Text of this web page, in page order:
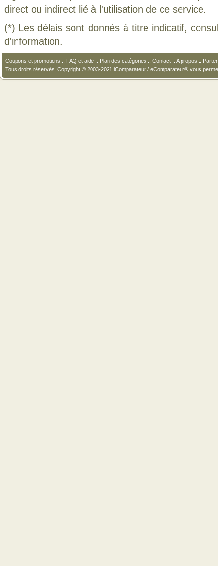
direct ou indirect lié à l'utilisation de ce service.
(*) Les délais sont donnés à titre indicatif,
d'information.
Coupons et promotions :: FAQ et aide :: Plan des catégories :: Contact :: A propos ::
Tous droits réservés. Copyright © 2003-2021 iComparateur / eComparateur® vous